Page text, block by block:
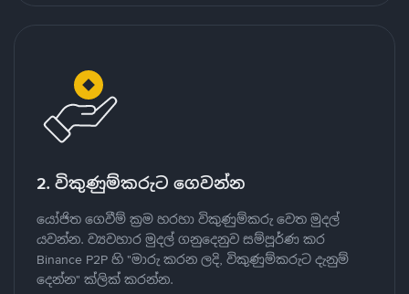
2. විකුණුම්කරුට ගෙවන්න
යෝජිත ගෙවීම් ක්‍රම හරහා විකුණුම්කරු වෙත මුදල්
යවන්න. ව්‍යවහාර මුදල් ගනුදෙනුව සම්පූර්ණ කර
Binance P2P හි "මාරු කරන ලදි, විකුණුම්කරුට දැනුම්
දෙන්න" ක්ලික් කරන්න.